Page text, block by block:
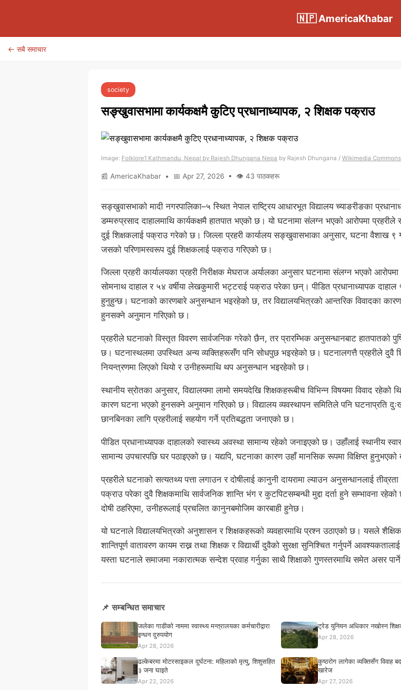
🇳🇵 AmericaKhabar
← सबै समाचार
society
सङ्खुवासभामा कार्यकक्षमै कुटिए प्रधानाध्यापक, २ शिक्षक पक्राउ
Image: Folklore1 Kathmandu, Nepal by Rajesh Dhungana Nepa by Rajesh Dhungana / Wikimedia Commons
📰 AmericaKhabar • 📅 Apr 27, 2026 • 👁 43 पाठकहरू
सङ्खुवासभाको मादी नगरपालिका–५ स्थित नेपाल राष्ट्रिय आधारभूत विद्यालय च्याङरीङका
डम्मरुप्रसाद दाहालमाथि कार्यकक्षमै हातपात भएको छ। यो घटनामा संलग्न भएको आरोपमा प्रहरीले
दुई शिक्षकलाई पक्राउ गरेको छ। जिल्ला प्रहरी कार्यालय सङ्खुवासभाका अनुसार, घटना वैशाख ९
जसको परिणामस्वरूप दुई शिक्षकलाई पक्राउ गरिएको छ।
जिल्ला प्रहरी कार्यालयका प्रहरी निरीक्षक मेघराज अर्यालका अनुसार घटनामा संलग्न भएको आरोपमा
सोमनाथ दाहाल र ५४ वर्षीया लेखकुमारी भट्टराई पक्राउ परेका छन्। पीडित प्रधानाध्यापक दाहाल
हुनुहुन्छ। घटनाको कारणबारे अनुसन्धान भइरहेको छ, तर विद्यालयभित्रको आन्तरिक विवादका
हुनसक्ने अनुमान गरिएको छ।
प्रहरीले घटनाको विस्तृत विवरण सार्वजनिक गरेको छैन, तर प्रारम्भिक अनुसन्धानबाट हातपातको
छ। घटनास्थलमा उपस्थित अन्य व्यक्तिहरूसँग पनि सोधपुछ भइरहेको छ। घटनालगत्तै प्रहरीले दुवै
नियन्त्रणमा लिएको थियो र उनीहरूमाथि थप अनुसन्धान भइरहेको छ।
स्थानीय स्रोतका अनुसार, विद्यालयमा लामो समयदेखि शिक्षकहरूबीच विभिन्न विषयमा विवाद रहेको
कारण घटना भएको हुनसक्ने अनुमान गरिएको छ। विद्यालय व्यवस्थापन समितिले पनि घटनाप्रति
छानबिनका लागि प्रहरीलाई सहयोग गर्ने प्रतिबद्धता जनाएको छ।
पीडित प्रधानाध्यापक दाहालको स्वास्थ्य अवस्था सामान्य रहेको जनाइएको छ। उहाँलाई स्थानीय
सामान्य उपचारपछि घर पठाइएको छ। यद्यपि, घटनाका कारण उहाँ मानसिक रूपमा विक्षिप्त हुनुभएको
प्रहरीले घटनाको सत्यतथ्य पत्ता लगाउन र दोषीलाई कानुनी दायरामा ल्याउन अनुसन्धानलाई
पक्राउ परेका दुवै शिक्षकमाथि सार्वजनिक शान्ति भंग र कुटपिटसम्बन्धी मुद्दा दर्ता हुने सम्भावना
दोषी ठहरिएमा, उनीहरूलाई प्रचलित कानुनबमोजिम कारबाही हुनेछ।
यो घटनाले विद्यालयभित्रको अनुशासन र शिक्षकहरूको व्यवहारमाथि प्रश्न उठाएको छ। यसले
शान्तिपूर्ण वातावरण कायम राख्न तथा शिक्षक र विद्यार्थी दुवैको सुरक्षा सुनिश्चित गर्नुपर्ने
यस्ता घटनाले समाजमा नकारात्मक सन्देश प्रवाह गर्नुका साथै शिक्षाको गुणस्तरमाथि समेत असर
📌 सम्बन्धित समाचार
जलेका गाडीको नाममा स्वास्थ्य मन्त्रालयका कर्मचारीद्वारा
इन्धन दुरुपयोग
Apr 28, 2026
ट्रेड युनियन अधिकार नखोस्न
Apr 28, 2026
ढल्केबरमा मोटरसाइकल दुर्घटना: महिलाको मृत्यु, शिशुसहित
३ जना घाइते
Apr 22, 2026
कुष्ठरोग लागेका व्यक्तिसँग विवाह
खारेज
Apr 27, 2026